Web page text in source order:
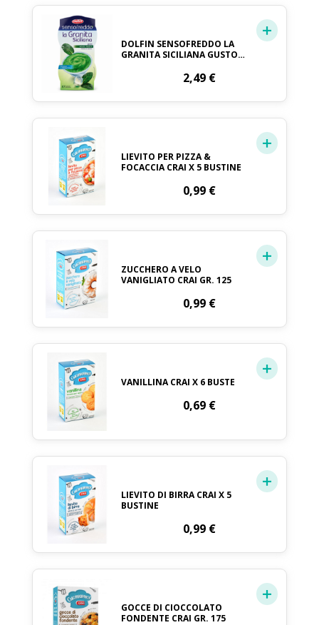
DOLFIN SENSOFREDDO LA
GRANITA SICILIANA GUSTO
2,49 €
LIEVITO PER PIZZA &
FOCACCIA CRAI X 5 BUSTINE
0,99 €
ZUCCHERO A VELO
VANIGLIATO CRAI GR. 125
0,99 €
VANILLINA CRAI X 6 BUSTE
0,69 €
LIEVITO DI BIRRA CRAI X 5
BUSTINE
0,99 €
GOCCE DI CIOCCOLATO
FONDENTE CRAI GR. 175